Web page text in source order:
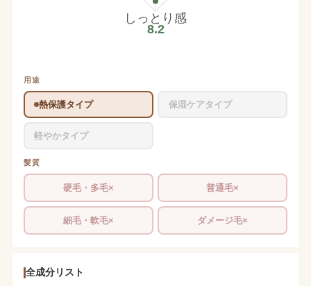
しっとり感
8.2
用途
熱保護タイプ 保湿ケアタイプ
軽やかタイプ
髪質
硬毛・多毛× 普通毛×
細毛・軟毛× ダメージ毛×
全成分リスト